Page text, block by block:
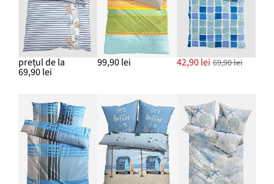
prețul de la
69,90 lei
99,90 lei 42,90 lei 69,90 lei